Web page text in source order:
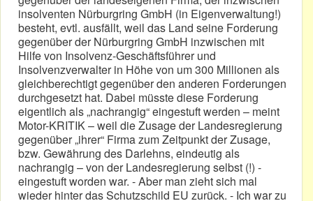
insolventen Nürburgring GmbH (in Eigenverwaltung!)
besteht, evtl. ausfällt, weil das Land seine Forderung
gegenüber der Nürburgring GmbH inzwischen mit
Hilfe von Insolvenz-Geschäftsführer und
Insolvenzverwalter in Höhe von um 300 Millionen als
gleichberechtigt gegenüber den anderen Forderungen
durchgesetzt hat. Dabei müsste diese Forderung
eigentlich als „nachrangig“ eingestuft werden – meint
Motor-KRITIK – weil die Zusage der Landesregierung
gegenüber „ihrer“ Firma zum Zeitpunkt der Zusage,
bzw. Gewährung des Darlehns, eindeutig als
nachrangig – von der Landesregierung selbst (!) -
eingestuft worden war. - Aber man zieht sich mal
wieder hinter das Schutzschild EU zurück. - Ich war zu